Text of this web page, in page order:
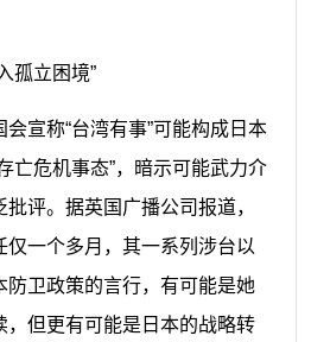
孤立困境”
宣称“台湾有事”可能构成日本
亡危机事态”，暗示可能武力介
评。据英国广播公司报道，
仅一个多月，其一系列涉台以
防卫政策的言行，有可能是她
，但更有可能是日本的战略转